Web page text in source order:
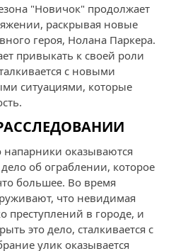
"Новичок" продолжает
раскрывая новые
героя, Нолана Паркера.
привыкать к своей роли
с новыми
ситуациями, которые
напарники оказываются
об ограблении, которое
большее. Во время
что невидимая
преступлений в городе, и
это дело, сталкивается с
улик оказывается